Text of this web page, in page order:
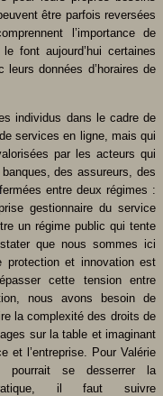
être parfois reversées
l’importance de
font aujourd’hui certaines
données d’horaires de
individus dans le cadre de
services en ligne, mais qui
par les acteurs qui
des assureurs, des
entre deux régimes :
gestionnaire du service
un régime public qui tente
que nous sommes ici
protection et innovation est
cette tension entre
nous avons besoin de
la complexité des droits de
sur la table et imaginant
et l’entreprise. Pour Valérie
pourrait se desserrer la
il faut suivre